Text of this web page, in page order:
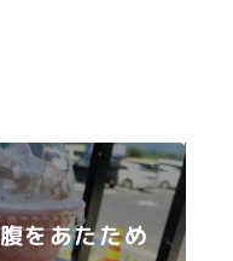
をあたため